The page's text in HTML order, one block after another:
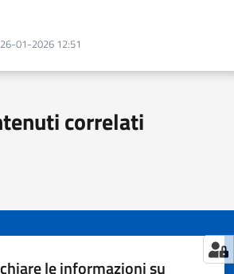
26-01-2026 12:51
correlati
le informazioni su